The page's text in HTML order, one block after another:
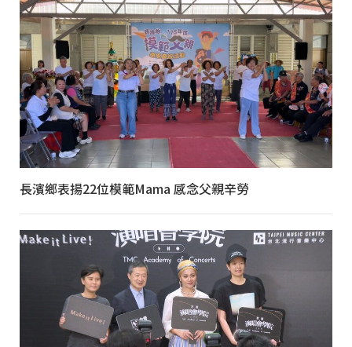
長濱鄉表揚22位模範Mama 感念父親辛勞